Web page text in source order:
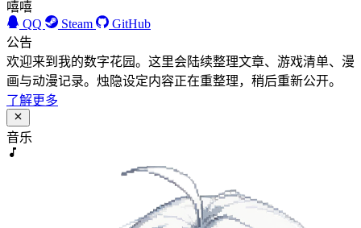
嘻嘻
QQ
Steam
GitHub
公告
欢迎来到我的数字花园。这里会陆续整理文章、游戏清单、漫
画与动漫记录。烛隐设定内容正在重整理，稍后重新公开。
了解更多
音乐